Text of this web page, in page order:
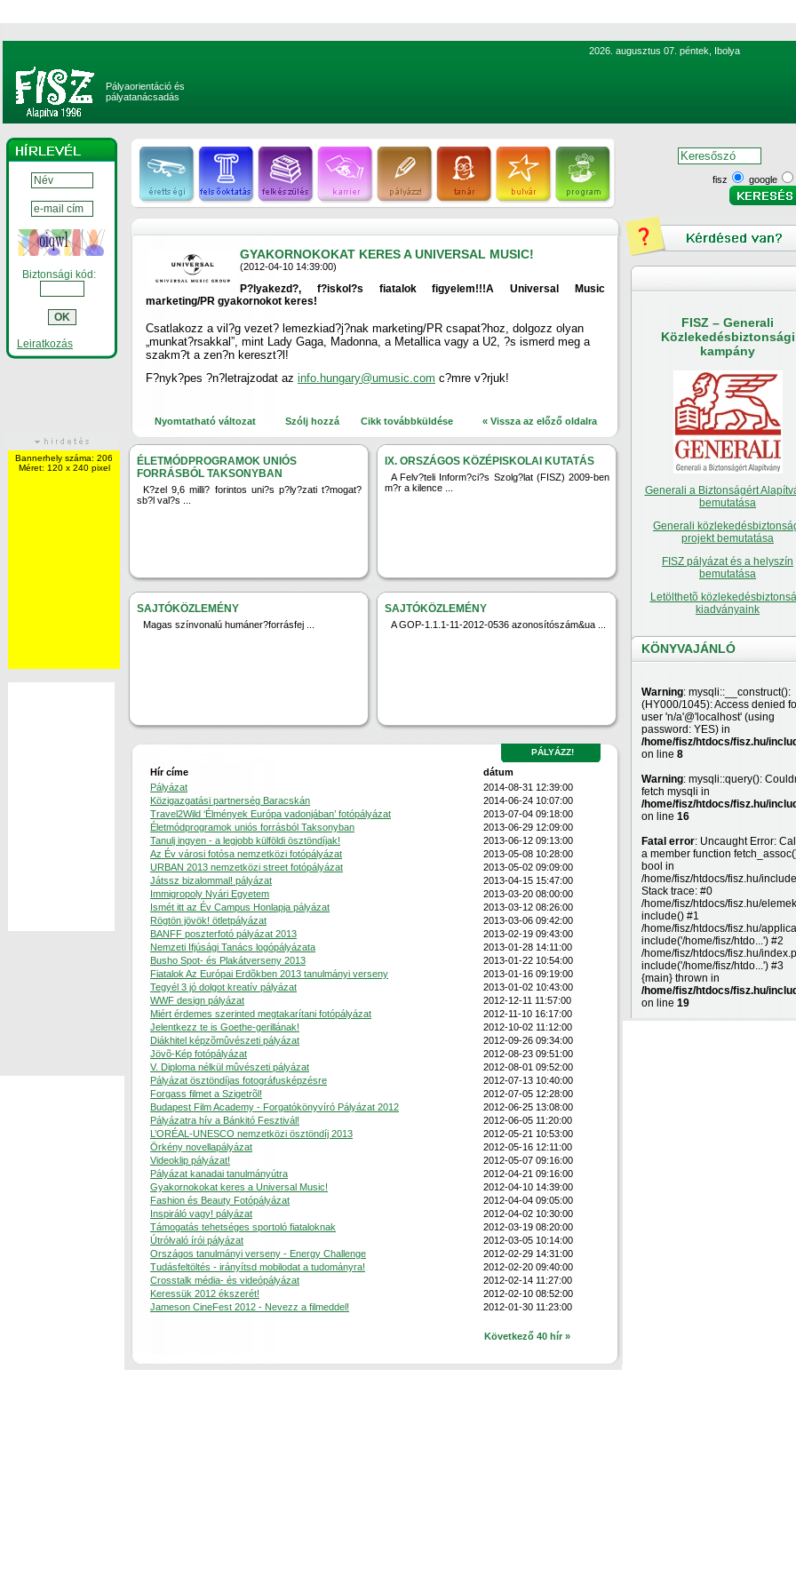
2026. augusztus 07. péntek, Ibolya
Pályaorientáció és
pályatanácsadás
Biztonsági kód:
Leiratkozás
Bannerhely száma: 206
Méret: 120 x 240 pixel
GYAKORNOKOKAT KERES A UNIVERSAL MUSIC!
(2012-04-10 14:39:00)
P?lyakezd?, f?iskol?s fiatalok figyelem!!!A Universal Music
marketing/PR gyakornokot keres!
Csatlakozz a vil?g vezet? lemezkiad?j?nak marketing/PR csapat?hoz, dolgozz olyan
„munkat?rsakkal”, mint Lady Gaga, Madonna, a Metallica vagy a U2, ?s ismerd meg a
szakm?t a zen?n kereszt?l!
F?nyk?pes ?n?letrajzodat az info.hungary@umusic.com c?mre v?rjuk!
Nyomtatható változat Szólj hozzá Cikk továbbküldése « Vissza az előző oldalra
ÉLETMÓDPROGRAMOK UNIÓS
FORRÁSBÓL TAKSONYBAN
K?zel 9,6 milli? forintos uni?s p?ly?zati t?mogat?
sb?l val?s ...
IX. ORSZÁGOS KÖZÉPISKOLAI KUTATÁS
A Felv?teli Inform?ci?s Szolg?lat (FISZ) 2009-ben
m?r a kilence ...
SAJTÓKÖZLEMÉNY
Magas színvonalú humáner?forrásfej ...
SAJTÓKÖZLEMÉNY
A GOP-1.1.1-11-2012-0536 azonosítószám&ua ...
PÁLYÁZZ!
Hír címe
dátum
Pályázat
2014-08-31 12:39:00
Közigazgatási partnerség Baracskán
2014-06-24 10:07:00
Travel2Wild ‘Élmények Európa vadonjában’ fotópályázat
2013-07-04 09:18:00
Életmódprogramok uniós forrásból Taksonyban
2013-06-29 12:09:00
Tanulj ingyen - a legjobb külföldi ösztöndíjak!
2013-06-12 09:13:00
Az Év városi fotósa nemzetközi fotópályázat
2013-05-08 10:28:00
URBAN 2013 nemzetközi street fotópályázat
2013-05-02 09:09:00
Játssz bizalommal! pályázat
2013-04-15 15:47:00
Immigropoly Nyári Egyetem
2013-03-20 08:00:00
Ismét itt az Év Campus Honlapja pályázat
2013-03-12 08:26:00
Rögtön jövök! ötletpályázat
2013-03-06 09:42:00
BANFF poszterfotó pályázat 2013
2013-02-19 09:43:00
Nemzeti Ifjúsági Tanács logópályázata
2013-01-28 14:11:00
Busho Spot- és Plakátverseny 2013
2013-01-22 10:54:00
Fiatalok Az Európai Erdõkben 2013 tanulmányi verseny
2013-01-16 09:19:00
Tegyél 3 jó dolgot kreatív pályázat
2013-01-02 10:43:00
WWF design pályázat
2012-12-11 11:57:00
Miért érdemes szerinted megtakarítani fotópályázat
2012-11-10 16:17:00
Jelentkezz te is Goethe-gerillának!
2012-10-02 11:12:00
Diákhitel képzõmûvészeti pályázat
2012-09-26 09:34:00
Jövõ-Kép fotópályázat
2012-08-23 09:51:00
V. Diploma nélkül mûvészeti pályázat
2012-08-01 09:52:00
Pályázat ösztöndíjas fotográfusképzésre
2012-07-13 10:40:00
Forgass filmet a Szigetrõl!
2012-07-05 12:28:00
Budapest Film Academy - Forgatókönyvíró Pályázat 2012
2012-06-25 13:08:00
Pályázatra hív a Bánkitó Fesztivál!
2012-06-05 11:20:00
L’ORÉAL-UNESCO nemzetközi ösztöndíj 2013
2012-05-21 10:53:00
Örkény novellapályázat
2012-05-16 12:11:00
Videoklip pályázat!
2012-05-07 09:16:00
Pályázat kanadai tanulmányútra
2012-04-21 09:16:00
Gyakornokokat keres a Universal Music!
2012-04-10 14:39:00
Fashion és Beauty Fotópályázat
2012-04-04 09:05:00
Inspiráló vagy! pályázat
2012-04-02 10:30:00
Támogatás tehetséges sportoló fiataloknak
2012-03-19 08:20:00
Útrólvaló írói pályázat
2012-03-05 10:14:00
Országos tanulmányi verseny - Energy Challenge
2012-02-29 14:31:00
Tudásfeltöltés - irányítsd mobilodat a tudományra!
2012-02-20 09:40:00
Crosstalk média- és videópályázat
2012-02-14 11:27:00
Keressük 2012 ékszerét!
2012-02-10 08:52:00
Jameson CineFest 2012 - Nevezz a filmeddel!
2012-01-30 11:23:00
Következő 40 hír »
fisz google
FISZ – Generali
Közlekedésbiztonsági
kampány
Generali a Biztonságért
bemutatása
Generali
projekt bemutatása
FISZ pályázat és a helyszín
bemutatása
Letölthetõ
kiadványaink
KÖNYVAJÁNLÓ
Warning: mysqli::__construct():
(HY000/1045): Access denied
user 'n/a'@'localhost' (using
password: YES) in
/home/fisz/htdocs/fisz.hu/
on line 8
Warning: mysqli::query():
fetch mysqli in
/home/fisz/htdocs/fisz.hu/
on line 16
Fatal error: Uncaught Error:
a member function
bool in
/home/fisz/htdocs/fisz.hu/
Stack trace: #0
/home/fisz/htdocs/fisz.hu/
include() #1
/home/fisz/htdocs/fisz.hu/
include('/home/fisz/htdo...') #2
/home/fisz/htdocs/fisz.hu/
include('/home/fisz/htdo...') #3
{main} thrown in
/home/fisz/htdocs/fisz.hu/
on line 19